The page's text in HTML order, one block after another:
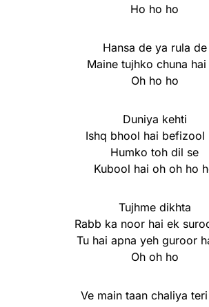
Ho ho ho
Hansa de ya rula de
Maine tujhko chuna hai
Oh ho ho
Duniya kehti
Ishq bhool hai befizool
Humko toh dil se
Kubool hai oh oh ho
Tujhme dikhta
Rabb ka noor hai ek
Tu hai apna yeh guroor
Oh oh ho
Ve main taan chaliya